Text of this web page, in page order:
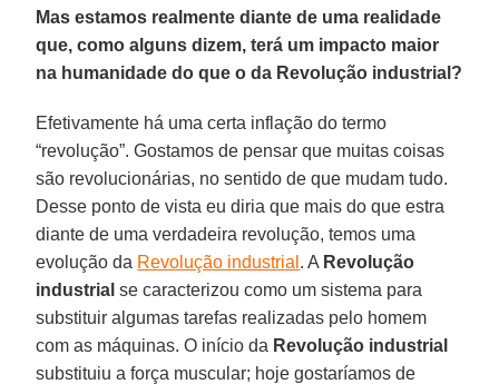
Mas estamos realmente diante de uma realidade
que, como alguns dizem, terá um impacto maior
na humanidade do que o da Revolução industrial?
Efetivamente há uma certa inflação do termo
“revolução”. Gostamos de pensar que muitas coisas
são revolucionárias, no sentido de que mudam tudo.
Desse ponto de vista eu diria que mais do que estra
diante de uma verdadeira revolução, temos uma
evolução da Revolução industrial . A Revolução
industrial se caracterizou como um sistema para
substituir algumas tarefas realizadas pelo homem
com as máquinas. O início da Revolução industrial
substituiu a força muscular; hoje gostaríamos de